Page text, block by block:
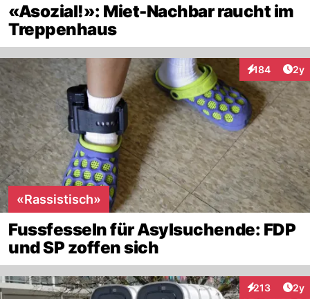
«Asozial!»: Miet-Nachbar raucht im
Treppenhaus
184
Interaktionen
2y
«Rassistisch»
Fussfesseln für Asylsuchende: FDP
und SP zoffen sich
213
Interaktionen
2y